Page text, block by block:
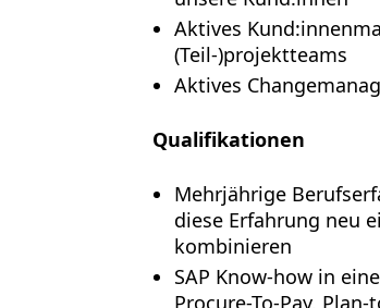
Aktives
(Teil-)projektteams
Aktives
Qualifikationen
Mehrjährige
diese Erfahrung neu
kombinieren
SAP Know-how in
Procure-To-Pay,